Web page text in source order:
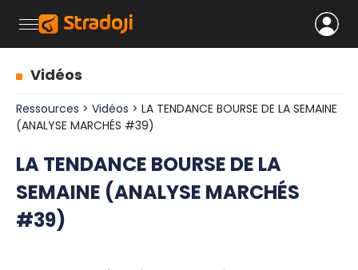
Vidéos
Ressources > Vidéos > LA TENDANCE BOURSE DE LA SEMAINE
(ANALYSE MARCHÉS #39)
LA TENDANCE BOURSE DE LA
SEMAINE (ANALYSE MARCHÉS
#39)